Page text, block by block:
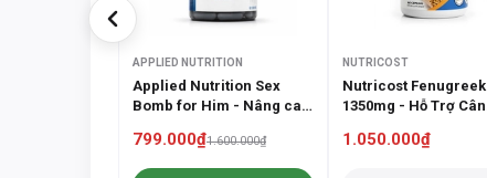
APPLIED NUTRITION
Applied Nutrition Sex
Bomb for Him - Nâng cao
799.000₫1.600.000₫
NUTRICOST
Nutricost Fenugreek
1350mg - Hỗ Trợ Cân
1.050.000₫